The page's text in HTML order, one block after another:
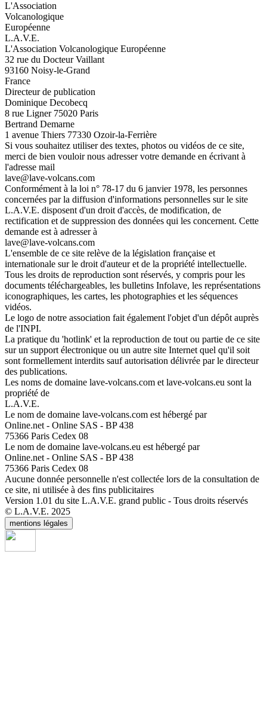
L'Association
Volcanologique
Européenne
L.A.V.E.
L'Association Volcanologique Européenne
32 rue du Docteur Vaillant
93160 Noisy-le-Grand
France
Directeur de publication
Dominique Decobecq
8 rue Ligner 75020 Paris
Bertrand Demarne
1 avenue Thiers 77330 Ozoir-la-Ferrière
Si vous souhaitez utiliser des textes, photos ou vidéos de ce site,
merci de bien vouloir nous adresser votre demande en écrivant à
l'adresse mail
lave@lave-volcans.com
Conformément à la loi n° 78-17 du 6 janvier 1978, les personnes
concernées par la diffusion d'informations personnelles sur le site
L.A.V.E. disposent d'un droit d'accès, de modification, de
rectification et de suppression des données qui les concernent. Cette
demande est à adresser à
lave@lave-volcans.com
L'ensemble de ce site relève de la législation française et
internationale sur le droit d'auteur et de la propriété intellectuelle.
Tous les droits de reproduction sont réservés, y compris pour les
documents téléchargeables, les bulletins Infolave, les représentations
iconographiques, les cartes, les photographies et les séquences
vidéos.
Le logo de notre association fait également l'objet d'un dépôt auprès
de l'INPI.
La pratique du 'hotlink' et la reproduction de tout ou partie de ce site
sur un support électronique ou un autre site Internet quel qu'il soit
sont formellement interdits sauf autorisation délivrée par le directeur
des publications.
Les noms de domaine lave-volcans.com et lave-volcans.eu sont la
propriété de
L.A.V.E.
Le nom de domaine lave-volcans.com est hébergé par
Online.net - Online SAS - BP 438
75366 Paris Cedex 08
Le nom de domaine lave-volcans.eu est hébergé par
Online.net - Online SAS - BP 438
75366 Paris Cedex 08
Aucune donnée personnelle n'est collectée lors de la consultation de
ce site, ni utilisée à des fins publicitaires
Version 1.01 du site L.A.V.E. grand public - Tous droits réservés
© L.A.V.E. 2025
mentions légales